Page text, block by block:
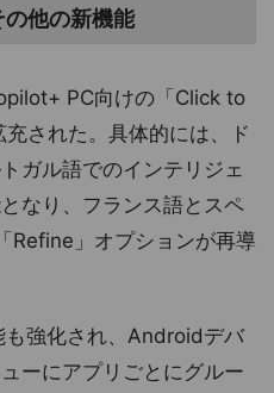
他の新機能
PC向けの「Click to
された。具体的には、ド
ガル語でのインテリジェ
なり、フランス語とスペ
Refine」オプションが再導
強化され、Androidデバ
ーにアプリごとにグルー